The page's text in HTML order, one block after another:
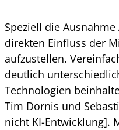
Speziell die
direkten Einfluss der
aufzustellen.
deutlich
Technologien
Tim Dornis und
nicht KI-Entwicklung].